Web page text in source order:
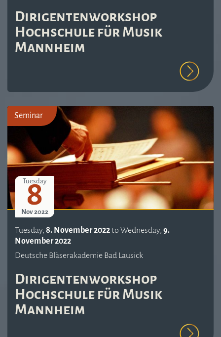
Dirigentenworkshop
Hochschule für Musik
Mannheim
Seminar
Tuesday
8
Nov 2022
Tuesday, 8. November 2022to Wednesday, 9.
November 2022
Deutsche Bläserakademie Bad Lausick
Dirigentenworkshop
Hochschule für Musik
Mannheim